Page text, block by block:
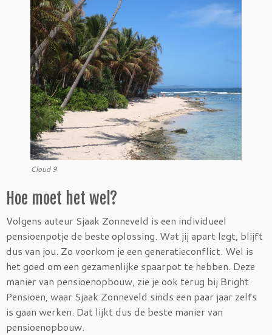
Cloud 9
Hoe moet het wel?
Volgens auteur Sjaak Zonneveld is een individueel
pensioenpotje de beste oplossing. Wat jij apart legt, blijft
dus van jou. Zo voorkom je een generatieconflict. Wel is
het goed om een gezamenlijke spaarpot te hebben. Deze
manier van pensioenopbouw, zie je ook terug bij Bright
Pensioen, waar Sjaak Zonneveld sinds een paar jaar zelfs
is gaan werken. Dat lijkt dus de beste manier van
pensioenopbouw.